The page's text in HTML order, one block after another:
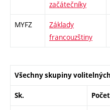
začátečníky
MYFZ
Základy
francouzštiny
Všechny skupiny
Sk.